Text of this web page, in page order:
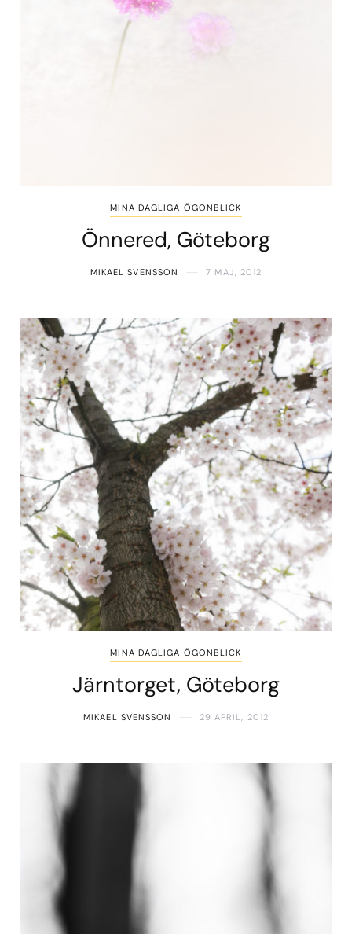
MINA DAGLIGA ÖGONBLICK
Önnered, Göteborg
MIKAEL SVENSSON 7 MAJ, 2012
MINA DAGLIGA ÖGONBLICK
Järntorget, Göteborg
MIKAEL SVENSSON 29 APRIL, 2012